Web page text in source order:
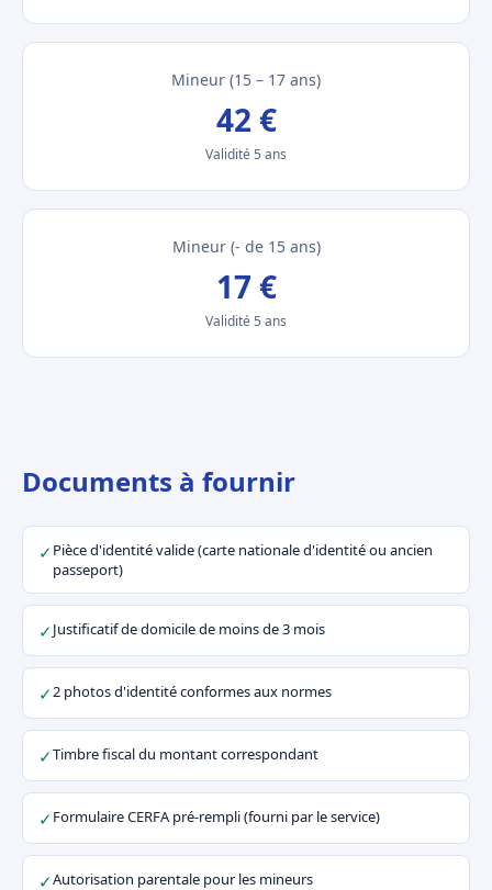
Mineur (15 – 17 ans)
42 €
Validité 5 ans
Mineur (- de 15 ans)
17 €
Validité 5 ans
Documents à fournir
✓ Pièce d'identité valide (carte nationale d'identité ou ancien
passeport)
✓Justificatif de domicile de moins de 3 mois
✓2 photos d'identité conformes aux normes
✓Timbre fiscal du montant correspondant
✓ Formulaire CERFA pré-rempli (fourni par le service)
✓Autorisation parentale pour les mineurs